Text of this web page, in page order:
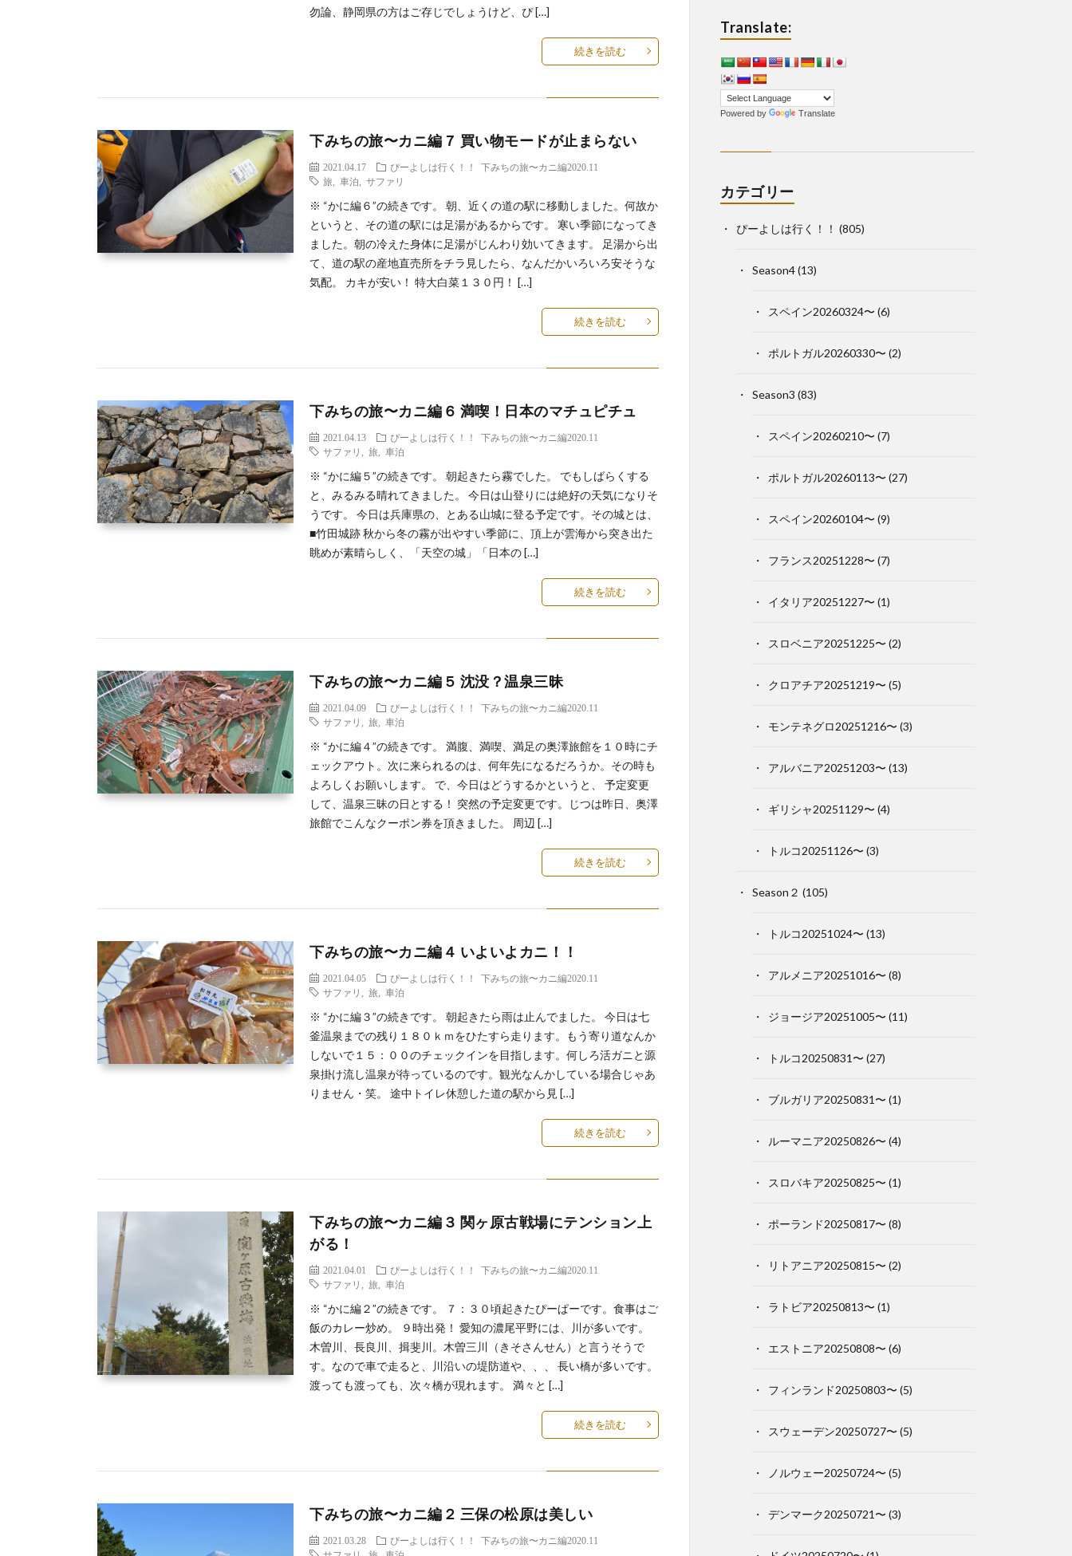
勿論、静岡県の方はご存じでしょうけど、ぴ […]
続きを読む
下みちの旅〜カニ編７ 買い物モードが止まらない
2021.04.17 ぴーよしは行く！！
下みちの旅〜カニ編2020.11
旅
車泊 ,サファリ
※ “かに編６”の続きです。 朝、近くの道の駅に移動しました。何故か
というと、その道の駅には足湯があるからです。 寒い季節になってき
ました。朝の冷えた身体に足湯がじんわり効いてきます。 足湯から出
て、道の駅の産地直売所をチラ見したら、なんだかいろいろ安そうな
気配。 カキが安い！ 特大白菜１３０円！ […]
続きを読む
下みちの旅〜カニ編６ 満喫！日本のマチュピチュ
2021.04.13 ぴーよしは行く！！
下みちの旅〜カニ編2020.11
サファリ
,旅 車泊
※ “かに編５”の続きです。 朝起きたら霧でした。 でもしばらくする
と、みるみる晴れてきました。 今日は山登りには絶好の天気になりそ
うです。 今日は兵庫県の、とある山城に登る予定です。その城とは、
■竹田城跡 秋から冬の霧が出やすい季節に、頂上が雲海から突き出た
眺めが素晴らしく、「天空の城」「日本の […]
続きを読む
下みちの旅〜カニ編５ 沈没？温泉三昧
2021.04.09 ぴーよしは行く！！
下みちの旅〜カニ編2020.11
サファリ
,旅 車泊
※ “かに編４”の続きです。 満腹、満喫、満足の奥澤旅館を１０時にチ
ェックアウト。次に来られるのは、何年先になるだろうか。その時も
よろしくお願いします。 で、今日はどうするかというと、 予定変更
して、温泉三昧の日とする！ 突然の予定変更です。じつは昨日、奥澤
旅館でこんなクーポン券を頂きました。 周辺 […]
続きを読む
下みちの旅〜カニ編４ いよいよカニ！！
2021.04.05 ぴーよしは行く！！
下みちの旅〜カニ編2020.11
サファリ
,旅 車泊
※ “かに編３”の続きです。 朝起きたら雨は止んでました。 今日は七
釜温泉までの残り１８０ｋｍをひたすら走ります。もう寄り道なんか
しないで１５：００のチェックインを目指します。何しろ活ガニと源
泉掛け流し温泉が待っているのです。観光なんかしている場合じゃあ
りません・笑。 途中トイレ休憩した道の駅から見 […]
続きを読む
下みちの旅〜カニ編３ 関ヶ原古戦場にテンション上
がる！
2021.04.01 ぴーよしは行く！！
下みちの旅〜カニ編2020.11
サファリ
,旅 車泊
※ “かに編２”の続きです。 ７：３０頃起きたぴーぱーです。食事はご
飯のカレー炒め。 ９時出発！ 愛知の濃尾平野には、川が多いです。
木曽川、長良川、揖斐川。木曽三川（きそさんせん）と言うそうで
す。なので車で走ると、川沿いの堤防道や、、、 長い橋が多いです。
渡っても渡っても、次々橋が現れます。 満々と […]
続きを読む
下みちの旅〜カニ編２ 三保の松原は美しい
2021.03.28 ぴーよしは行く！！
下みちの旅〜カニ編2020.11
Translate:
Powered by Translate
カテゴリー
ぴーよしは行く！！ (805)
Season4(13)
スペイン20260324〜 (6)
ポルトガル20260330〜 (2)
Season3 (83)
スペイン20260210〜 (7)
ポルトガル20260113〜 (27)
スペイン20260104〜 (9)
フランス20251228〜 (7)
イタリア20251227〜 (1)
スロベニア20251225〜 (2)
クロアチア20251219〜 (5)
モンテネグロ20251216〜 (3)
アルバニア20251203〜 (13)
ギリシャ20251129〜 (4)
トルコ20251126〜 (3)
Season２ (105)
トルコ20251024〜 (13)
アルメニア20251016〜 (8)
ジョージア20251005〜 (11)
トルコ20250831〜 (27)
ブルガリア20250831〜 (1)
ルーマニア20250826〜 (4)
スロバキア20250825〜 (1)
ポーランド20250817〜 (8)
リトアニア20250815〜 (2)
ラトビア20250813〜 (1)
エストニア20250808〜 (6)
フィンランド20250803〜 (5)
スウェーデン20250727〜 (5)
ノルウェー20250724〜 (5)
デンマーク20250721〜 (3)